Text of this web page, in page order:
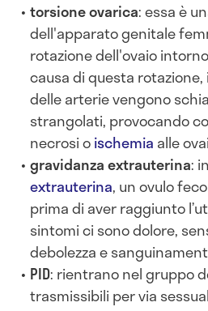
torsione ovarica: essa è
dell'apparato genitale
rotazione dell'ovaio
causa di questa rotazione,
delle arterie vengono
strangolati, provocando
necrosi oischemia alle
gravidanza extrauterina:
extrauterina, un ovulo
prima di aver raggiunto
sintomi ci sono dolore,
debolezza e
PID: rientrano nel gruppo
trasmissibili per via